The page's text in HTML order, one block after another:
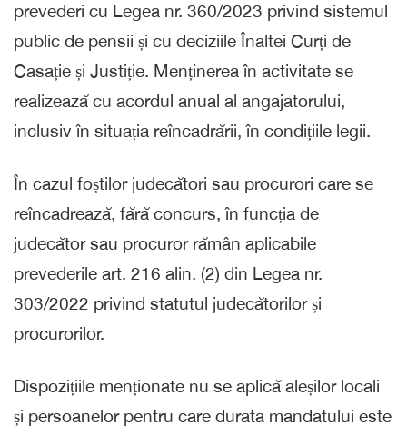
prevederi cu Legea nr. 360/2023 privind sistemul
public de pensii și cu deciziile Înaltei Curți de
Casație și Justiție. Menținerea în activitate se
realizează cu acordul anual al angajatorului,
inclusiv în situația reîncadrării, în condițiile legii.
În cazul foștilor judecători sau procurori care se
reîncadrează, fără concurs, în funcția de
judecător sau procuror rămân aplicabile
prevederile art. 216 alin. (2) din Legea nr.
303/2022 privind statutul judecătorilor și
procurorilor.
Dispozițiile menționate nu se aplică aleșilor locali
și persoanelor pentru care durata mandatului este